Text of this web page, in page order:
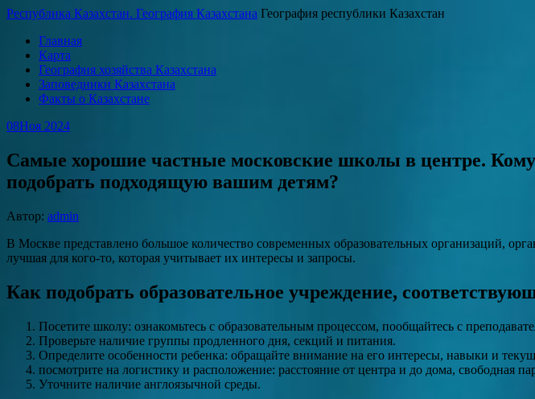
Республика Казахстан. География Казахстана География республики Казахстан
Главная
Карта
География хозяйства Казахстана
Заповедники Казахстана
Факты о Казахстане
08Ноя 2024
Самые хорошие частные московские школы в центре.
подобрать подходящую вашим детям?
Автор: admin
В Москве представлено большое количество современных образовательных организаций,
лучшая для кого-то, которая учитывает их интересы и запросы.
Как подобрать образовательное учреждение,
Посетите школу: ознакомьтесь с образовательным процессом, пообщайтесь с
Проверьте наличие группы продленного дня, секций и питания.
Определите особенности ребенка: обращайте внимание на его интересы, навыки и
посмотрите на логистику и расположение: расстояние от центра и до дома, свободная
Уточните наличие англоязычной среды.